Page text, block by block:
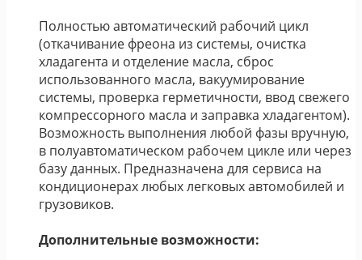
Полностью автоматический рабочий цикл
(откачивание фреона из системы, очистка
хладагента и отделение масла, сброс
использованного масла, вакуумирование
системы, проверка герметичности, ввод свежего
компрессорного масла и заправка хладагентом).
Возможность выполнения любой фазы вручную,
в полуавтоматическом рабочем цикле или через
базу данных. Предназначена для сервиса на
кондиционерах любых легковых автомобилей и
грузовиков.
Дополнительные возможности: